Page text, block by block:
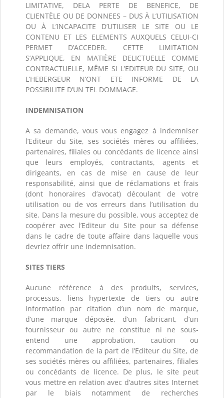
LIMITATIVE, DELA PERTE DE BENEFICE, DE
CLIENTÈLE OU DE DONNEES – DUS À L’UTILISATION
OU À L’INCAPACITE D’UTILISER LE SITE OU LE
CONTENU ET LES ELEMENTS AUXQUELS CELUI-CI
PERMET D’ACCEDER. CETTE LIMITATION
S’APPLIQUE, EN MATIÈRE DELICTUELLE COMME
CONTRACTUELLE, MÊME SI L’EDITEUR DU SITE, OU
L’HEBERGEUR N’ONT ETE INFORME DE LA
POSSIBILITE D’UN TEL DOMMAGE.
INDEMNISATION
A sa demande, vous vous engagez à indemniser
l’Editeur du Site, ses sociétés mères ou affiliées,
partenaires, filiales ou concédants de licence ainsi
que leurs employés, contractants, agents et
dirigeants, en cas de mise en cause de leur
responsabilité, ainsi que de réclamations et frais
(dont honoraires d’avocat) découlant de votre
utilisation ou de vos erreurs dans l’utilisation du
site. Dans la mesure du possible, vous acceptez de
coopérer avec l’Editeur du Site pour sa défense
dans le cadre de toute affaire dans laquelle vous
devriez offrir une indemnisation.
SITES TIERS
Aucune référence à des produits, services,
processus, liens hypertexte de tiers ou autre
information par citation d’un nom de marque,
d’une marque déposée, d’un fabricant, d’un
fournisseur ou autre ne constitue ni ne sous-
entend une approbation, caution ou
recommandation de la part de l’Editeur du Site, de
ses sociétés mères ou affiliées, partenaires, filiales
ou concédants de licence. De plus, le site peut
vous mettre en relation avec d’autres sites Internet
par le biais notamment de recherches